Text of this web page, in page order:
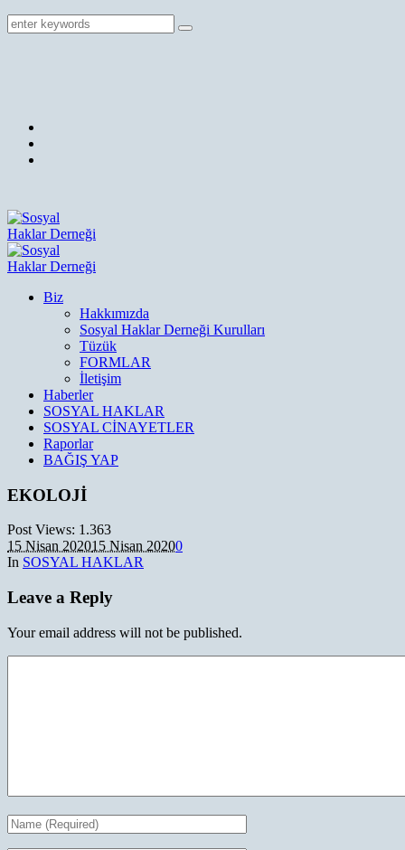
Biz
Hakkımızda
Sosyal Haklar Derneği Kurulları
Tüzük
FORMLAR
İletişim
Haberler
SOSYAL HAKLAR
SOSYAL CİNAYETLER
Raporlar
BAĞIŞ YAP
EKOLOJİ
Post Views: 1.363
15 Nisan 202015 Nisan 20200
In SOSYAL HAKLAR
Leave a Reply
Your email address will not be published.